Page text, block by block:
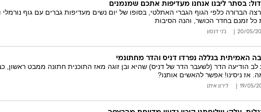
בסתר ליבנו אנחנו מעדיפות אתכם שמנמנים
הברורה כלפי הגוף הגברי האתלטי, בסופו של יום נשים מעדיפות גברים עם גוף נורמלי
זמנם בחדר הכושר, והנה הסיבות
ג'ני דנסון
האמיתית בגללה נפרדו דניס והדר מחתונמי
לב הודיעה הדר (לשעבר הדר של דניס) שהיא ובן זוגה מאז התוכנית חתונה ממבט ראשון,
אז ניסינו! אפשר להאשים אותנו?
לירון איתן